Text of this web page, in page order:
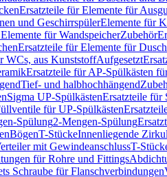
Ersatzteile für Elemente für
und GeschirrspülerElemente für
für WandspeicherZubehör
Ersatzteile für Elemente für
WCs, aus KunststoffAufgesetzt
Ersatzteile für AP-Spülkästen
Tief- und halbhochhängend
Sigma UP-SpülkästenErsatzteile für
für UP-Spülkästen
Spülung2-Mengen-Spülung
BögenT-StückeInnenliegende
mit GewindeanschlussT-
für Rohre und Fittings
Schraube für Flanschverbindungen